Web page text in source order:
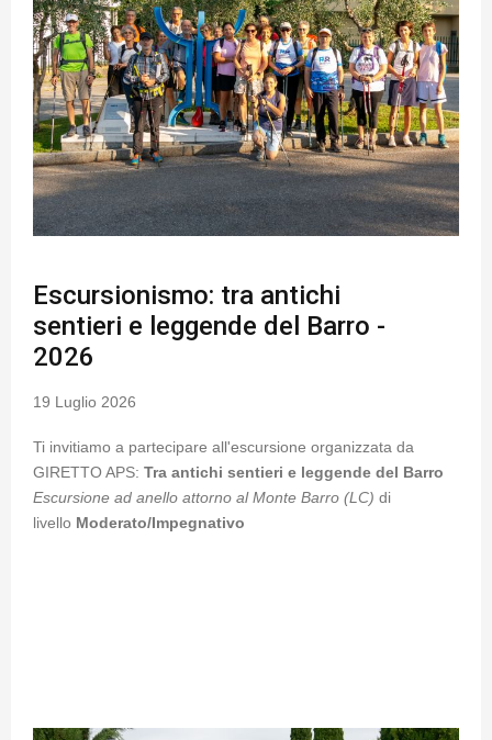
Escursionismo: tra antichi
sentieri e leggende del Barro -
2026
19 Luglio 2026
Ti invitiamo a partecipare all'escursione organizzata da
GIRETTO APS: Tra antichi sentieri e leggende del Barro
Escursione ad anello attorno al Monte Barro (LC) di
livello Moderato/Impegnativo